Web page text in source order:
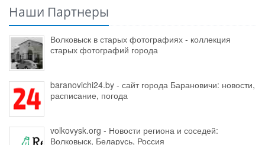
Наши Партнеры
Волковыск в старых фотографиях - коллекция
старых фотографий города
baranovichi24.by - сайт города Барановичи: новости,
расписание, погода
volkovysk.org - Новости региона и соседей:
Волковыск, Беларусь, Россия